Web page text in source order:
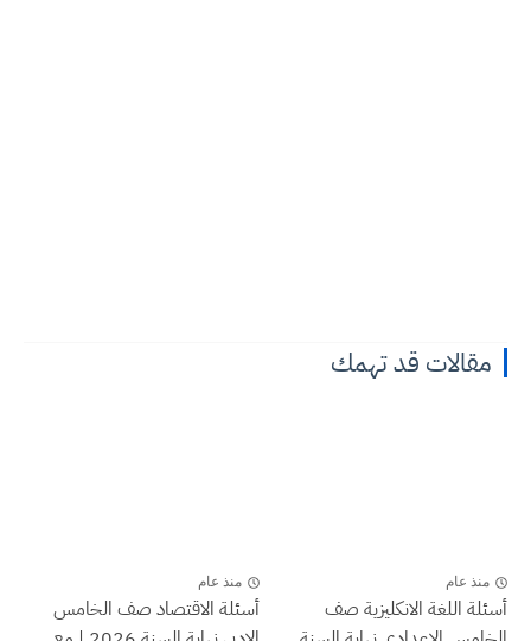
مقالات قد تهمك
منذ عام
أسئلة اللغة الانكليزية صف
منذ عام
أسئلة الاقتصاد صف الخامس